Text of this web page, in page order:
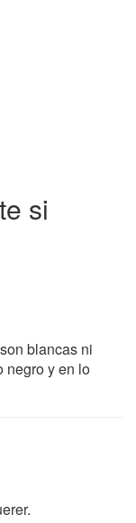
si
blancas ni
negro y en lo